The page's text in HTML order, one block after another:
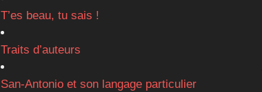
T’es beau, tu sais !
Traits d’auteurs
San-Antonio et son langage particulier